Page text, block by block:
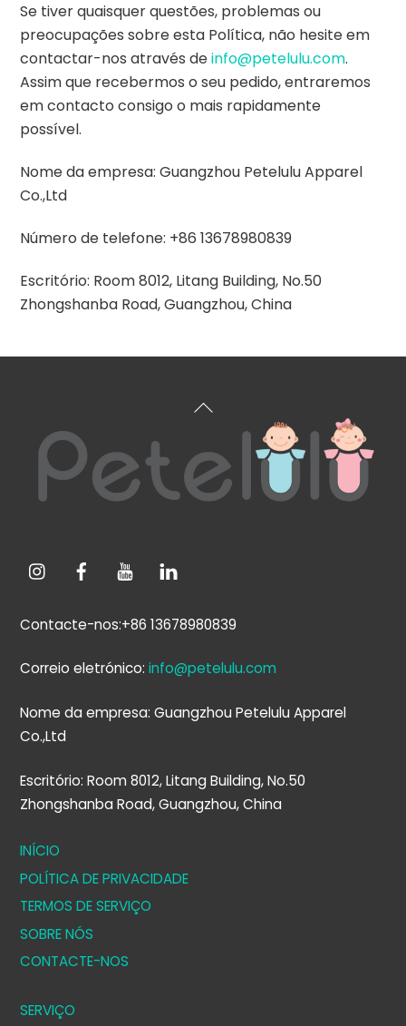
Se tiver quaisquer questões, problemas ou
preocupações sobre esta Política, não hesite em
contactar-nos através deinfo@petelulu.com.
Assim que recebermos o seu pedido, entraremos
em contacto consigo o mais rapidamente
possível.
Nome da empresa: Guangzhou Petelulu Apparel
Co.,Ltd
Número de telefone: +86 13678980839
Escritório: Room 8012, Litang Building, No.50
Zhongshanba Road, Guangzhou, China
Voltar
topo
Contacte-nos:+86 13678980839
Correio eletrónico:info@petelulu.com
Nome da empresa: Guangzhou Petelulu Apparel
Co.,Ltd
Escritório: Room 8012, Litang Building, No.50
Zhongshanba Road, Guangzhou, China
INÍCIO
POLÍTICA DE PRIVACIDADE
TERMOS DE SERVIÇO
SOBRE NÓS
CONTACTE-NOS
SERVIÇO